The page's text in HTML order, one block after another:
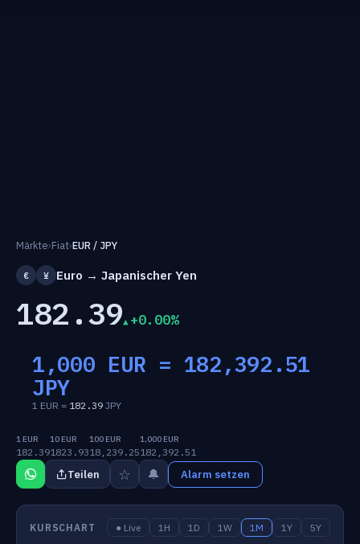
Märkte›Fiat›EUR / JPY
€ ¥ Euro → Japanischer Yen
182.39 +0.00%
1,000 EUR = 182,392.51
JPY
1 EUR = 182.39 JPY
1 EUR
182.39
10 EUR
1823.93
100 EUR
18,239.25
1,000 EUR
182,392.51
Teilen ☆ 🔔 Alarm setzen
KURSCHART ● Live 1H 1D 1W 1M 1Y 5Y